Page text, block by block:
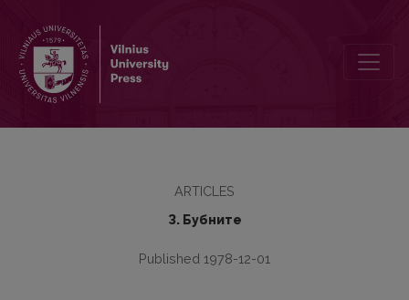
ARTICLES
З. Бубните
Published 1978-12-01